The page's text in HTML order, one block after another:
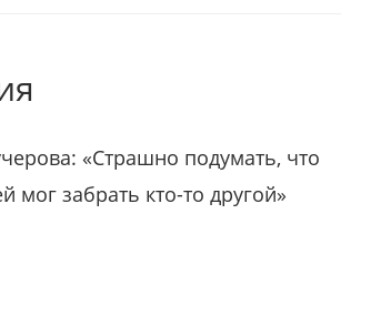
«Страшно подумать, что
мог забрать кто-то другой»